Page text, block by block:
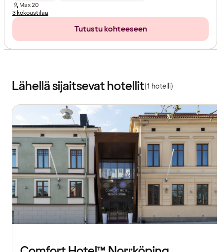
Max20
3 kokoustilaa
Tutustu kohteeseen
Lähellä sijaitsevat hotellit(1 hotelli)